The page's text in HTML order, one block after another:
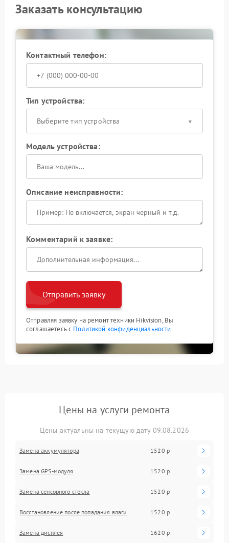
Заказать консультацию
Контактный телефон:
Тип устройства:
Выберите тип устройства
Модель устройства:
Описание неисправности:
Комментарий к заявке:
Отправить заявку
Отправляя заявку на ремонт техники Hikvision, Вы
соглашаетесь с Политикой конфиденциальности
Цены на услуги ремонта
Цены актуальны на текущую дату 09.08.2026
Замена аккумулятора 1520 р
Замена GPS-модуля 1520 р
Замена сенсорного стекла 1520 р
Восстановление после попадания влаги 1520 р
Замена дисплея 1620 р